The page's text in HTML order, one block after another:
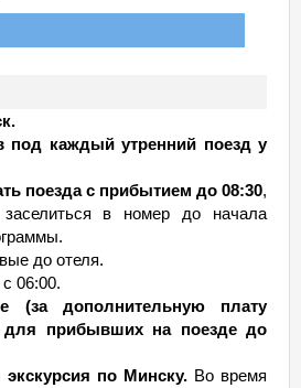
под каждый утренний поезд у
поезда c прибытием до 08:30,
в номер до начала
до отеля.
06:00.
(за дополнительную плату
для прибывших на поезде до
по Минску. Во время